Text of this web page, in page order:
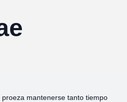
mantenerse tanto tiempo